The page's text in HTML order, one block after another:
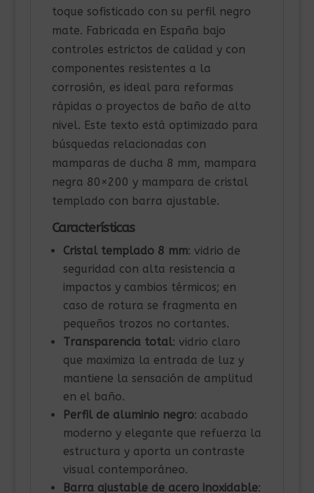
toque sofisticado con su perfil negro
mate. Fabricada en España bajo
controles estrictos de calidad y con
componentes resistentes a la
corrosión, es ideal para reformas
rápidas o proyectos de baño de alto
nivel. Este texto está optimizado para
búsquedas relacionadas con
mamparas de ducha 8 mm, mampara
negra 80×200 y mampara de cristal
templado con barra ajustable.
Características
Cristal templado 8 mm: vidrio de
seguridad con alta resistencia a
impactos y cambios térmicos; en
caso de rotura se fragmenta en
pequeños trozos no cortantes.
Transparencia total: vidrio claro
que maximiza la entrada de luz y
mantiene la sensación de amplitud
en el baño.
Perfil de aluminio negro: acabado
moderno y elegante que refuerza la
estructura y aporta un contraste
visual contemporáneo.
Barra ajustable de acero inoxidable: